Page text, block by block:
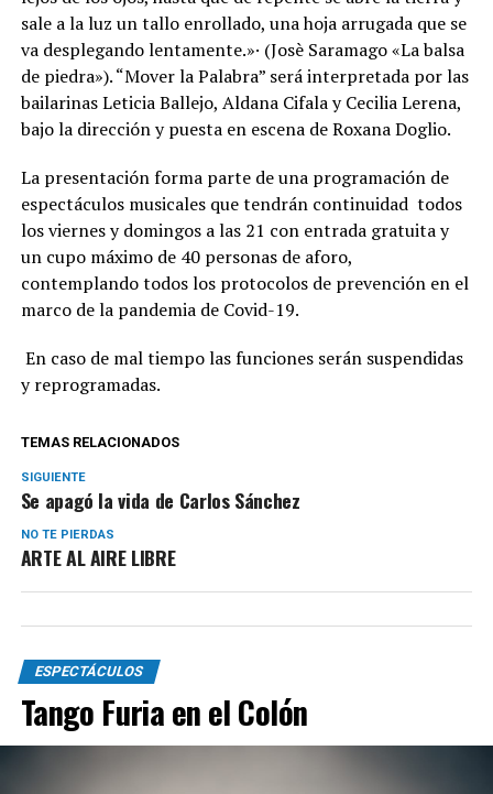
sale a la luz un tallo enrollado, una hoja arrugada que se
va desplegando lentamente.»· (Josè Saramago «La balsa
de piedra»). “Mover la Palabra” será interpretada por las
bailarinas Leticia Ballejo, Aldana Cifala y Cecilia Lerena,
bajo la dirección y puesta en escena de Roxana Doglio.
La presentación forma parte de una programación de
espectáculos musicales que tendrán continuidad todos
los viernes y domingos a las 21 con entrada gratuita y
un cupo máximo de 40 personas de aforo,
contemplando todos los protocolos de prevención en el
marco de la pandemia de Covid-19.
En caso de mal tiempo las funciones serán suspendidas
y reprogramadas.
TEMAS RELACIONADOS
SIGUIENTE
Se apagó la vida de Carlos Sánchez
NO TE PIERDAS
ARTE AL AIRE LIBRE
ESPECTÁCULOS
Tango Furia en el Colón